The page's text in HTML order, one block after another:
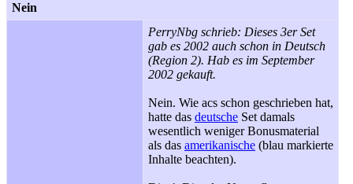
Nein
PerryNbg schrieb: Dieses 3er Set
gab es 2002 auch schon in Deutsch
(Region 2). Hab es im September
2002 gekauft.
Nein. Wie acs schon geschrieben hat,
hatte das deutsche Set damals
wesentlich weniger Bonusmaterial
als das amerikanische (blau markierte
Inhalte beachten).